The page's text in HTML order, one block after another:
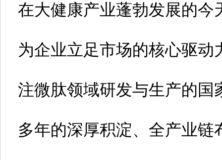
在大健康产业蓬勃发展的
为企业立足市场的核心驱
注微肽领域研发与生产的
多年的深厚积淀、全产业